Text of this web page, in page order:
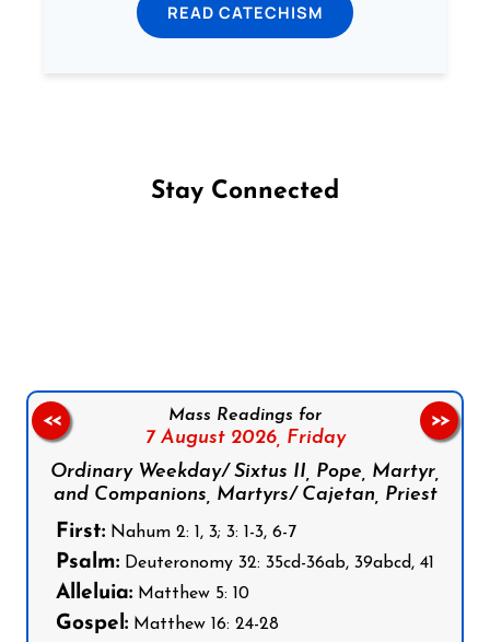
READ CATECHISM
Stay Connected
Mass Readings for
7 August 2026, Friday
Ordinary Weekday/ Sixtus II, Pope, Martyr,
and Companions, Martyrs/ Cajetan, Priest
First: Nahum 2: 1, 3; 3: 1-3, 6-7
Psalm: Deuteronomy 32: 35cd-36ab, 39abcd, 41
Alleluia: Matthew 5: 10
Gospel: Matthew 16: 24-28
<< >>